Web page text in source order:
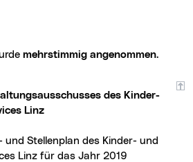
und Stellenplan für das Jahr 2019
mehrstimmig angenommen.
des Kinder-
Linz
und Stellenplan des Kinder- und
Linz für das Jahr 2019